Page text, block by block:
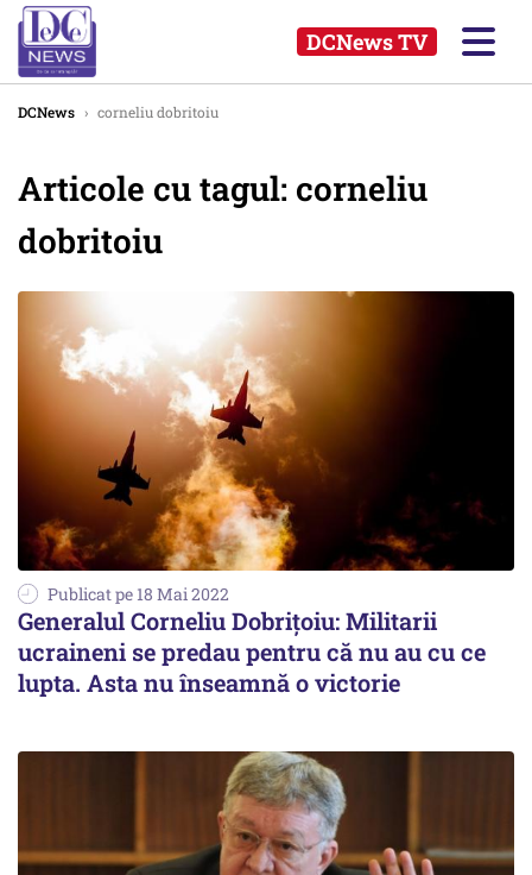
DCNews TV
DCNews › corneliu dobritoiu
Articole cu tagul: corneliu
dobritoiu
Publicat pe 18 Mai 2022
Generalul Corneliu Dobrițoiu: Militarii
ucraineni se predau pentru că nu au cu ce
lupta. Asta nu înseamnă o victorie